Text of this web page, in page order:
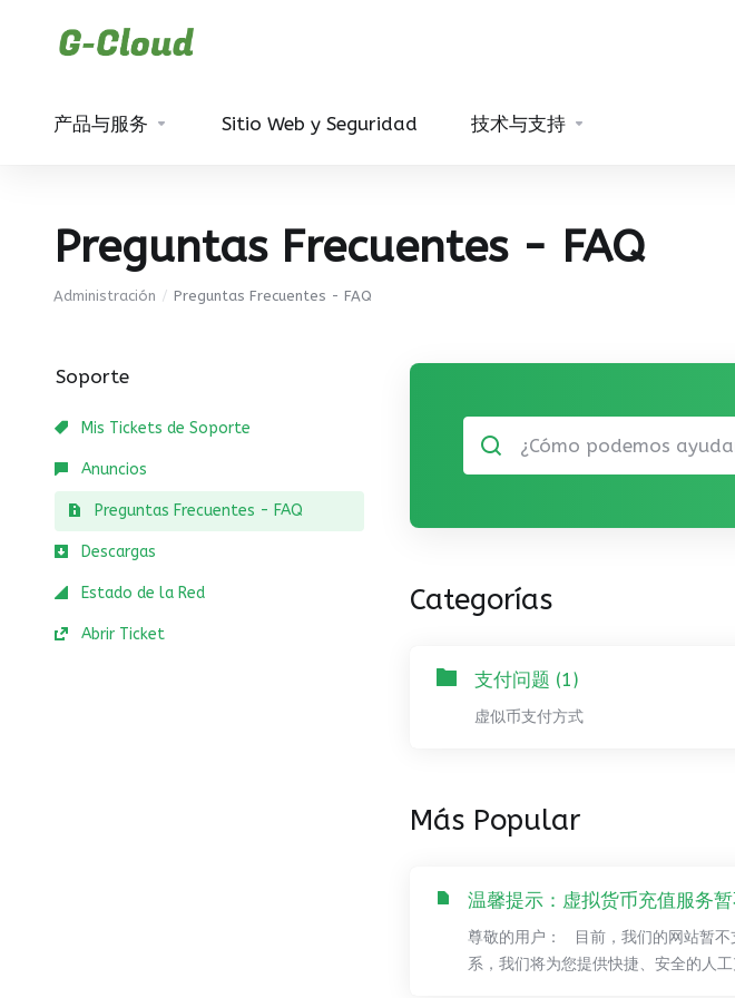
产品与服务 Sitio Web y Seguridad 技术与支持
Preguntas Frecuentes - FAQ
Administración Preguntas Frecuentes - FAQ
Soporte
Mis Tickets de Soporte
Anuncios
Preguntas Frecuentes - FAQ
Descargas
Estado de la Red
Abrir Ticket
Categorías
支付问题 (1)
虚似币支付方式
Más Popular
温馨提示：虚拟货币充值服务
尊敬的用户： 目前，我们的网站暂不
系，我们将为您提供快捷、安全的人